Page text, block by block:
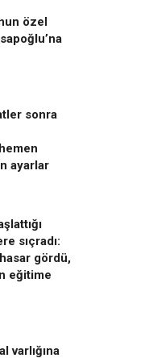
özel
sonra
ayarlar
sıçradı:
gördü,
eğitime
varlığına